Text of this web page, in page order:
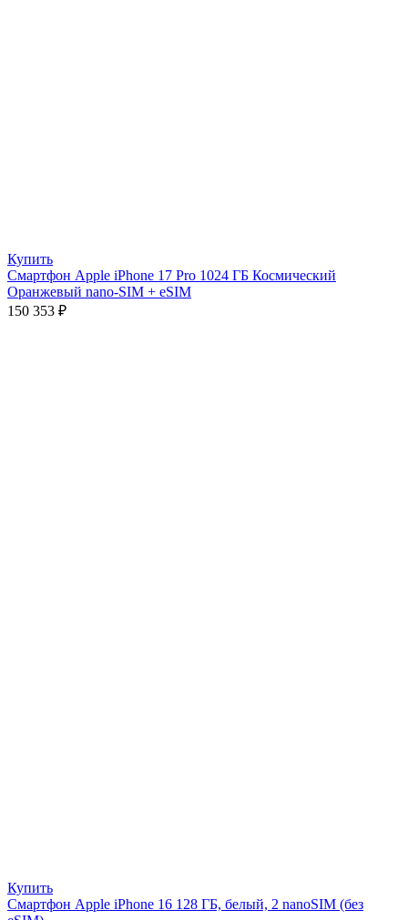
Купить
Смартфон Apple iPhone 17 Pro 1024 ГБ Космический
Оранжевый nano-SIM + eSIM
150 353 ₽
Купить
Смартфон Apple iPhone 16 128 ГБ, белый, 2 nanoSIM (без